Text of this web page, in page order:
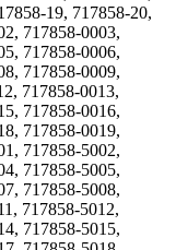
19, 717858-20,
717858-0003,
717858-0006,
717858-0009,
717858-0013,
717858-0016,
717858-0019,
717858-5002,
717858-5005,
717858-5008,
717858-5012,
717858-5015,